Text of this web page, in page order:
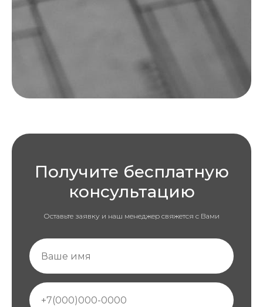
Получите бесплатную
консультацию
Оставьте заявку и наш менеджер свяжется с Вами